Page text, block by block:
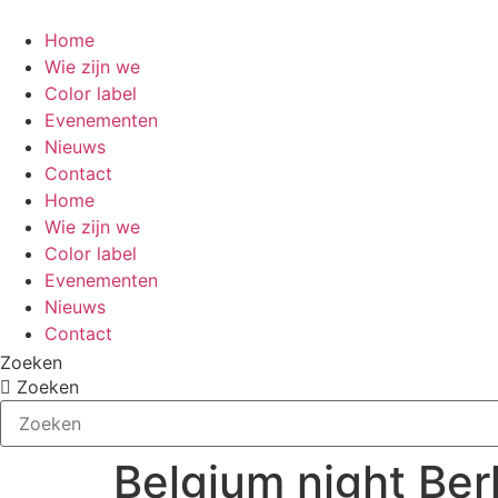
naar
inhoud
Home
Wie zijn we
Color label
Evenementen
Nieuws
Contact
Home
Wie zijn we
Color label
Evenementen
Nieuws
Contact
Zoeken
Zoeken
Belgium night